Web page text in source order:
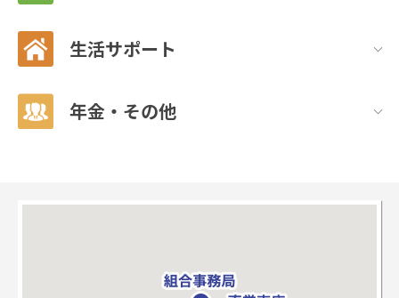
生活サポート
年金・その他